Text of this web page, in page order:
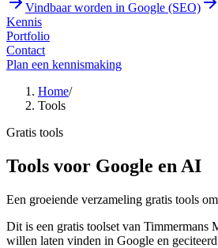
Vindbaar worden in Google (SEO)
Kennis
Portfolio
Contact
Plan een kennismaking
Home/
Tools
Gratis tools
Tools voor Google en AI
Een groeiende verzameling gratis tools
Dit is een gratis toolset van Timmermans
willen laten vinden in Google en